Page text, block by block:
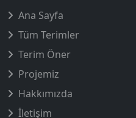
Ana Sayfa
Tüm Terimler
Terim Öner
Projemiz
Hakkımızda
İletişim